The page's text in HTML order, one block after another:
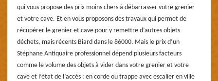
qui vous propose des prix moins chers à débarrasser votre grenier
et votre cave. Et en vous proposons des travaux qui permet de
récupérer le grenier et cave pour y remettre d’autres objets
déchets, mais récents Biard dans le 86000. Mais le prix d’un
Stéphane Antiquaire professionnel dépend plusieurs facteurs
comme le volume des objets à vider dans votre grenier et votre
cave et l’état de l’accès : en corde ou trappe avec escalier en ville